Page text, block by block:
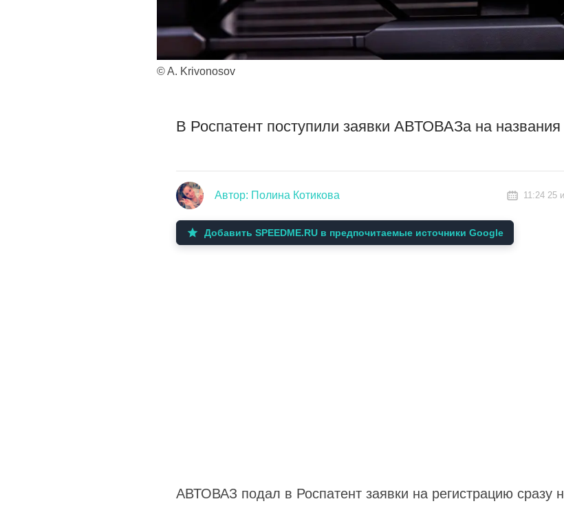
© A. Krivonosov
В Роспатент поступили заявки АВТОВАЗа на
Автор: Полина Котикова 11:24 25
Добавить SPEEDME.RU в предпочитаемые источники Google
АВТОВАЗ подал в Роспатент заявки на регистрацию сразу